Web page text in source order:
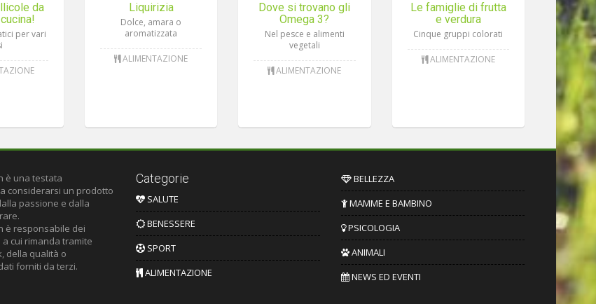
da
per vari
Liquirizia
Dolce, amara o
aromatizzata
ALIMENTAZIONE
Dove si trovano gli
Omega 3?
Nel pesce e alimenti
vegetali
ALIMENTAZIONE
Le famiglie di frutta
e verdura
Cinque gruppi colorati
ALIMENTAZIONE
è una testata
considerarsi un prodotto
passione e dalla
è responsabile dei
cui rimanda tramite
della qualità o
forniti da terzi.
Categorie
SALUTE
BENESSERE
SPORT
ALIMENTAZIONE
BELLEZZA
MAMME E BAMBINO
PSICOLOGIA
ANIMALI
NEWS ED EVENTI